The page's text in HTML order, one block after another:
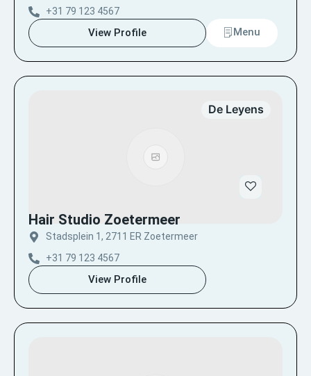
+31 79 123 4567
View Profile Menu
De Leyens
Hair Studio Zoetermeer
Stadsplein 1, 2711 ER Zoetermeer
+31 79 123 4567
View Profile